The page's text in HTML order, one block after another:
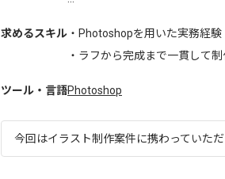
求めるスキル ・Photoshopを用いた実務経験
・ラフから完成まで一貫して
ツール・言語Photoshop
今回はイラスト制作案件に携わっていた